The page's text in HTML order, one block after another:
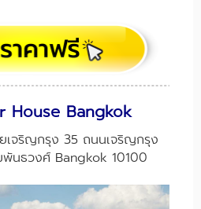
House Bangkok
ญกรุง 35 ถนนเจริญกรุง
นธวงศ์ Bangkok 10100